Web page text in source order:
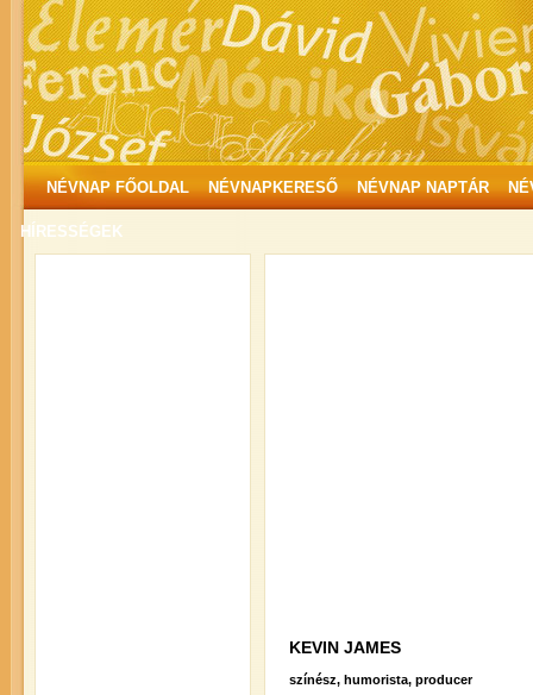
NÉVNAP FŐOLDAL NÉVNAPKERESŐ NÉVNAP NAPTÁR
HÍRESSÉGEK
KEVIN JAMES
színész, humorista, producer